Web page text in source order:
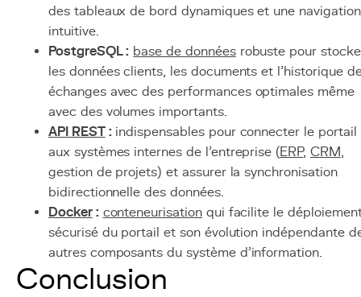
des tableaux de bord dynamiques et une navigation
intuitive.
PostgreSQL : base de donnéesrobuste pour
les données clients, les documents et l'historique
échanges avec des performances optimales même
avec des volumes importants.
API REST:indispensables pour connecter le portail
aux systèmes internes de l'entreprise (ERP, CRM,
gestion de projets) et assurer la synchronisation
bidirectionnelle des données.
Docker: conteneurisationqui facilite le
sécurisé du portail et son évolution indépendante
autres composants du système d'information.
Conclusion